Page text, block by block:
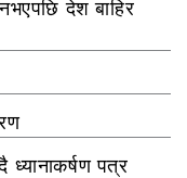
देश बाहिर
ध्यानाकर्षण पत्र